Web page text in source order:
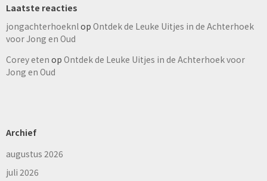
Laatste reacties
jongachterhoeknl op Ontdek de Leuke Uitjes in de Achterhoek
voor Jong en Oud
Corey eten op Ontdek de Leuke Uitjes in de Achterhoek voor
Jong en Oud
Archief
augustus 2026
juli 2026